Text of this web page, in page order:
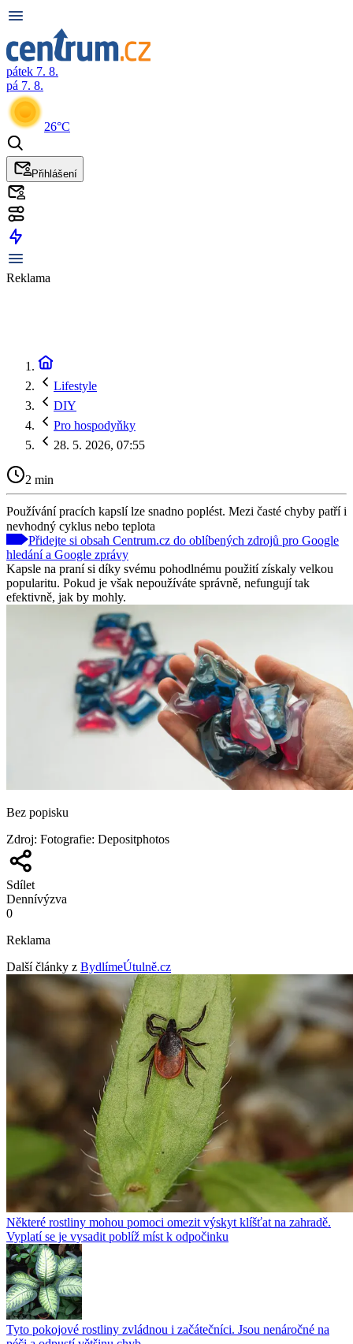
pátek 7. 8.
pá 7. 8.
26°C
Přihlášení
Reklama
Lifestyle
DIY
Pro hospodyňky
28. 5. 2026, 07:55
2 min
Používání pracích kapslí lze snadno poplést. Mezi časté chyby patří i
nevhodný cyklus nebo teplota
Přidejte si obsah Centrum.cz do oblíbených zdrojů pro Google
hledání a Google zprávy
Kapsle na praní si díky svému pohodlnému použití získaly velkou
popularitu. Pokud je však nepoužíváte správně, nefungují tak
efektivně, jak by mohly.
Bez popisku
Zdroj: Fotografie: Depositphotos
Sdílet
Dennívýzva
0
Reklama
Další články z BydlímeÚtulně.cz
Některé rostliny mohou pomoci omezit výskyt klíšťat na zahradě.
Vyplatí se je vysadit poblíž míst k odpočinku
Tyto pokojové rostliny zvládnou i začátečníci. Jsou nenáročné na